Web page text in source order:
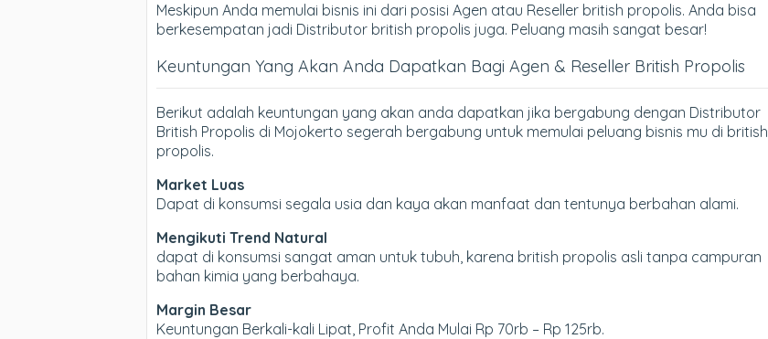
Meskipun Anda memulai bisnis ini dari posisi Agen atau Reseller british propolis. Anda bisa
berkesempatan jadi Distributor british propolis juga. Peluang masih sangat besar!
Keuntungan Yang Akan Anda Dapatkan Bagi Agen & Reseller British Propolis
Berikut adalah keuntungan yang akan anda dapatkan jika bergabung dengan Distributor
British Propolis di Mojokerto segerah bergabung untuk memulai peluang bisnis mu di british
propolis.
Market Luas
Dapat di konsumsi segala usia dan kaya akan manfaat dan tentunya berbahan alami.
Mengikuti Trend Natural
dapat di konsumsi sangat aman untuk tubuh, karena british propolis asli tanpa campuran
bahan kimia yang berbahaya.
Margin Besar
Keuntungan Berkali-kali Lipat, Profit Anda Mulai Rp 70rb – Rp 125rb.